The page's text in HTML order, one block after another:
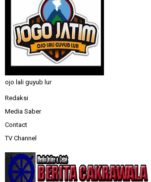
ojo lali guyub lur
Redaksi
Media Saber
Contact
TV Channel